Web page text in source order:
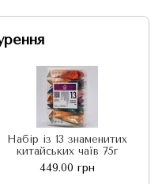
Набір із 13 знаменитих
китайських чаїв 75г
449.00 грн